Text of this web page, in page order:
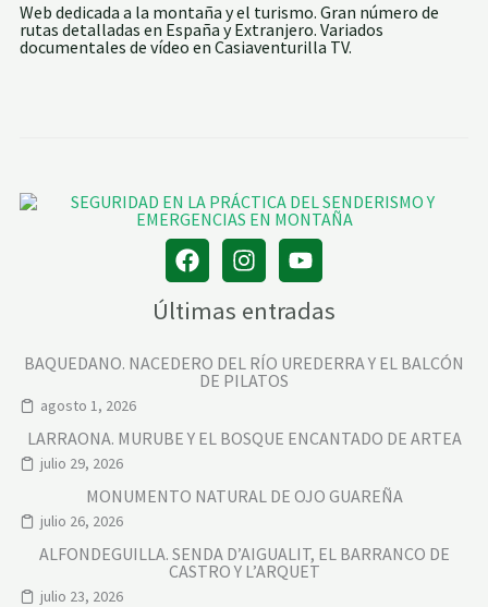
Web dedicada a la montaña y el turismo. Gran número de
rutas detalladas en España y Extranjero. Variados
documentales de vídeo en Casiaventurilla TV.
Últimas entradas
BAQUEDANO. NACEDERO DEL RÍO UREDERRA Y EL BALCÓN
DE PILATOS
agosto 1, 2026
LARRAONA. MURUBE Y EL BOSQUE ENCANTADO DE ARTEA
julio 29, 2026
MONUMENTO NATURAL DE OJO GUAREÑA
julio 26, 2026
ALFONDEGUILLA. SENDA D’AIGUALIT, EL BARRANCO DE
CASTRO Y L’ARQUET
julio 23, 2026